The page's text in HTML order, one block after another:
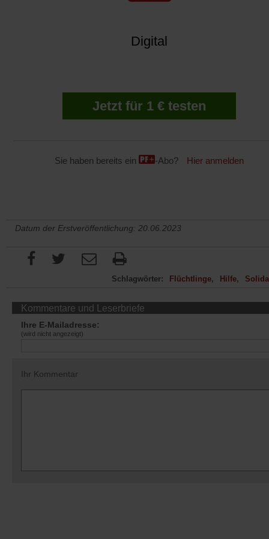
Digital
Jetzt für 1 € testen
Sie haben bereits ein -Abo? Hier anmelden
Datum der Erstveröffentlichung: 20.06.2023
Schlagwörter: Flüchtlinge Hilfe
Kommentare und Leserbriefe
Ihre E-Mailadresse:
(wird nicht angezeigt)
Ihr Kommentar